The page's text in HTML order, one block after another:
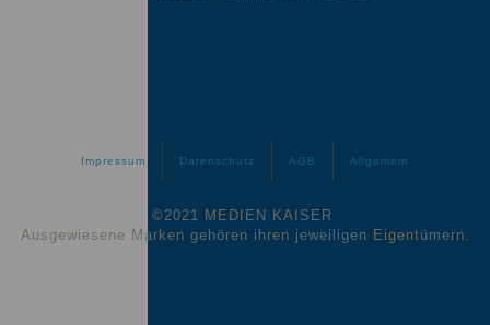
Impressum Datenschutz AGB Allgemein
©2021 MEDIEN KAISER
Ausgewiesene Marken gehören ihren jeweiligen Eigentümern.